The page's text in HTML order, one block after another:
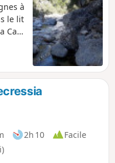
à
le lit
Cala
à
2h 10
Facile